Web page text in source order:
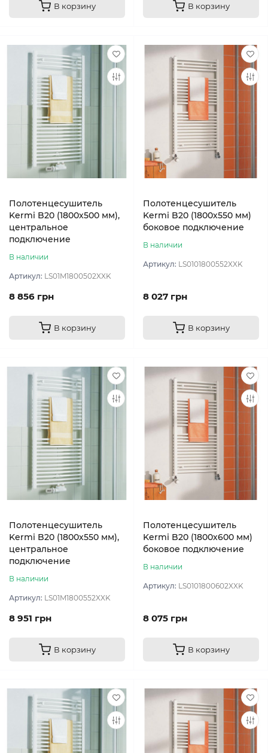
В корзину В корзину
Полотенцесушитель
Kermi B20 (1800х500 мм),
центральное
подключение
В наличии
Артикул: LS01M1800502XXK
8 856 грн
В корзину
Полотенцесушитель
Kermi B20 (1800х550 мм)
боковое подключение
В наличии
Артикул: LS0101800552XXK
8 027 грн
В корзину
Полотенцесушитель
Kermi B20 (1800х550 мм),
центральное
подключение
В наличии
Артикул: LS01M1800552XXK
8 951 грн
В корзину
Полотенцесушитель
Kermi B20 (1800х600 мм)
боковое подключение
В наличии
Артикул: LS0101800602XXK
8 075 грн
В корзину